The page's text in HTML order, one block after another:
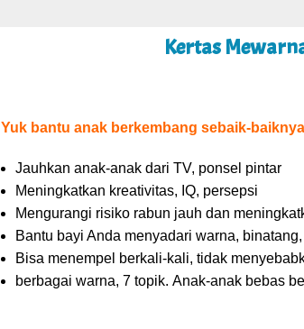
Kertas
Yuk bantu anak berkembang sebaik-
Jauhkan anak-anak dari TV, ponsel pintar
Meningkatkan kreativitas, IQ, persepsi
Mengurangi risiko rabun jauh dan
Bantu bayi Anda menyadari warna,
Bisa menempel berkali-kali, tidak
berbagai warna, 7 topik. Anak-anak bebas